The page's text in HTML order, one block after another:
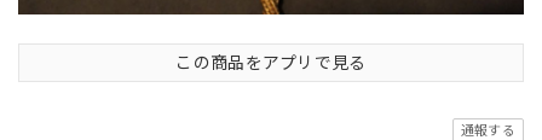
この商品をアプリで見る
通報する